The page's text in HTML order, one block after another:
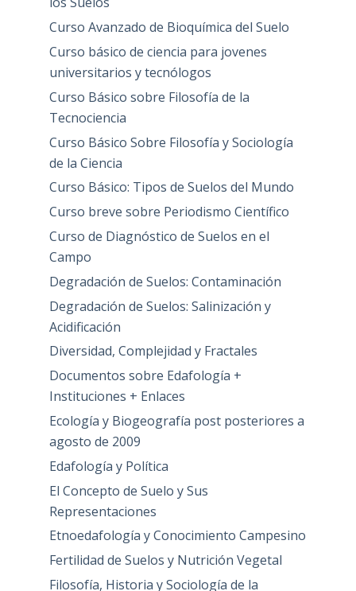
Curso Avanzado de Bioquímica del Suelo
Curso básico de ciencia para jovenes
universitarios y tecnólogos
Curso Básico sobre Filosofía de la
Tecnociencia
Curso Básico Sobre Filosofía y Sociología
de la Ciencia
Curso Básico: Tipos de Suelos del Mundo
Curso breve sobre Periodismo Científico
Curso de Diagnóstico de Suelos en el
Campo
Degradación de Suelos: Contaminación
Degradación de Suelos: Salinización y
Acidificación
Diversidad, Complejidad y Fractales
Documentos sobre Edafología +
Instituciones + Enlaces
Ecología y Biogeografía post posteriores a
agosto de 2009
Edafología y Política
El Concepto de Suelo y Sus
Representaciones
Etnoedafología y Conocimiento Campesino
Fertilidad de Suelos y Nutrición Vegetal
Filosofía, Historia y Sociología de la